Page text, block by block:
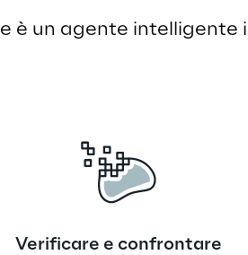
è un agente intelligente
Verificare e confrontare